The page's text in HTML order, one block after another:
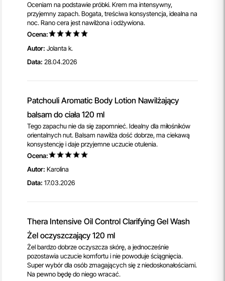
Oceniam na podstawie próbki. Krem ma intensywny,
przyjemny zapach. Bogata, treściwa konsystencja, idealna na
noc. Rano cera jest nawilżona i odżywiona.
Ocena:
Autor: Jolanta k.
Data: 28.04.2026
Patchouli Aromatic Body Lotion Nawilżający
balsam do ciała 120 ml
Tego zapachu nie da się zapomnieć. Idealny dla miłośników
orientalnych nut. Balsam nawilża dość dobrze, ma ciekawą
konsystencję i daje przyjemne uczucie otulenia.
Ocena:
Autor: Karolina
Data: 17.03.2026
Thera Intensive Oil Control Clarifying Gel Wash
Żel oczyszczający 120 ml
Żel bardzo dobrze oczyszcza skórę, a jednocześnie
pozostawia uczucie komfortu i nie powoduje ściągnięcia.
Super wybór dla osób zmagających się z niedoskonałościami.
Na pewno będę do niego wracać.